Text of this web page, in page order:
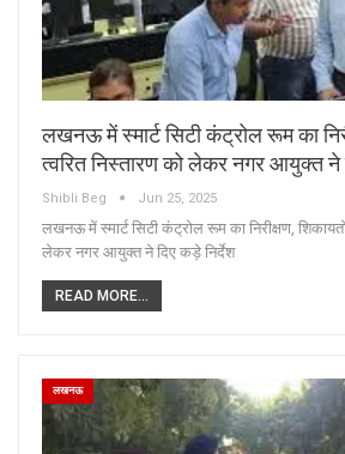
लखनऊ में स्मार्ट सिटी कंट्रोल रूम का
त्वरित निस्तारण को लेकर नगर आयुक्त ने
Shibli Beg Jun 25, 2025
लखनऊ में स्मार्ट सिटी कंट्रोल रूम का निरीक्षण,
लेकर नगर आयुक्त ने दिए कड़े निर्देश
READ MORE...
लखनऊ